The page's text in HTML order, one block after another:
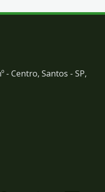
- Centro, Santos - SP,